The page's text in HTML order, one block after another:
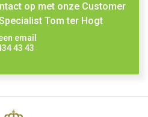
op met onze Customer
Tom ter Hogt
email
43 43